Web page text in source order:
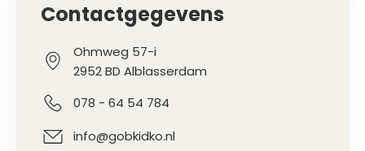
Contactgegevens
Ohmweg 57-i
2952 BD Alblasserdam
078 - 64 54 784
info@gobkidko.nl